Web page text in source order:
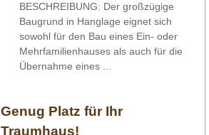
BESCHREIBUNG: Der großzügige
Baugrund in Hanglage eignet sich
sowohl für den Bau eines Ein- oder
Mehrfamilienhauses als auch für die
Übernahme eines ...
Genug Platz für Ihr
Traumhaus!